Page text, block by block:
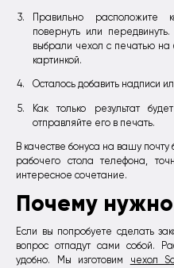
Правильно расположите
повернуть или
выбрали чехол с печатью на
картинкой.
Осталось добавить надписи
Как только результат
отправляйте его в печать.
В качестве бонуса на вашу
рабочего стола телефона,
интересное сочетание.
Почему
Если вы попробуете сделать
вопрос отпадут сами собой.
удобно. Мы изготовим чехол